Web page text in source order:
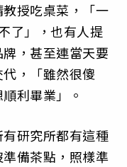
授吃桌菜，「一
了」，也有人提
，甚至連當天要
，「雖然很傻
利畢業」。
研究所都有這種
備茶點，照樣準